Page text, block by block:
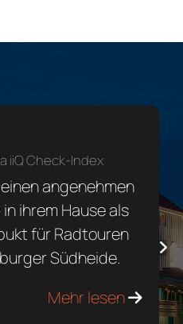
iiQ Check-Index
angenehmen
ihrem Hause als
für Radtouren
Südheide.
Mehr lesen